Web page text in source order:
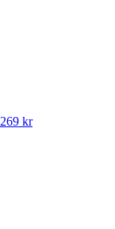
269 kr